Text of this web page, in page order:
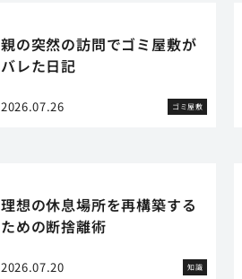
親の突然の訪問でゴミ屋敷が
バレた日記
2026.07.26 ゴミ屋敷
理想の休息場所を再構築する
ための断捨離術
2026.07.20 知識